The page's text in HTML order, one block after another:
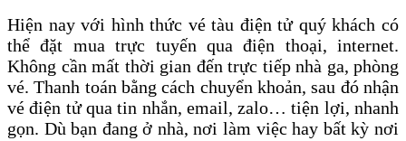
Hiện nay với hình thức vé tàu điện tử quý khách có
thể đặt mua trực tuyến qua điện thoại, internet.
Không cần mất thời gian đến trực tiếp nhà ga, phòng
vé. Thanh toán bằng cách chuyển khoản, sau đó nhận
vé điện tử qua tin nhắn, email, zalo… tiện lợi, nhanh
gọn. Dù bạn đang ở nhà, nơi làm việc hay bất kỳ nơi